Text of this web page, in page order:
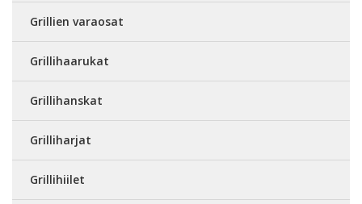
Grillien varaosat
Grillihaarukat
Grillihanskat
Grilliharjat
Grillihiilet